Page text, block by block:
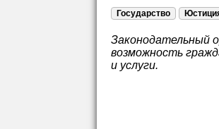
Государство
Законодательный
возможность
и услуги.